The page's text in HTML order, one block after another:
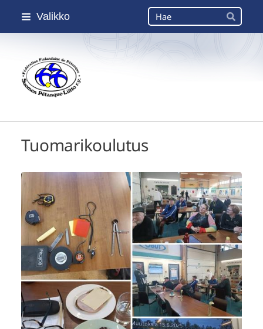
Siirry
Valikko Haku
Hae
Suomen Petanque-Liitto
Tuomarikoulutus